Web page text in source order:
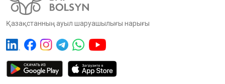
Қазақстанның ауыл шаруашылығы нарығы